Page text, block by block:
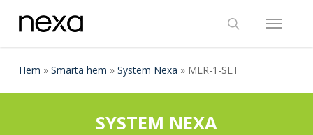
search
Menu
Hem » Smarta hem » System Nexa » MLR-1-SET
SYSTEM NEXA